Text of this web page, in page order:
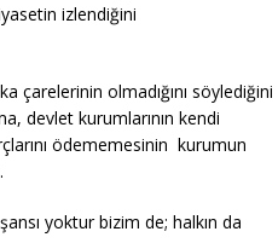
izlendiğini
çarelerinin olmadığını söylediğini
devlet kurumlarının kendi
ödememesinin kurumun
yoktur bizim de; halkın da